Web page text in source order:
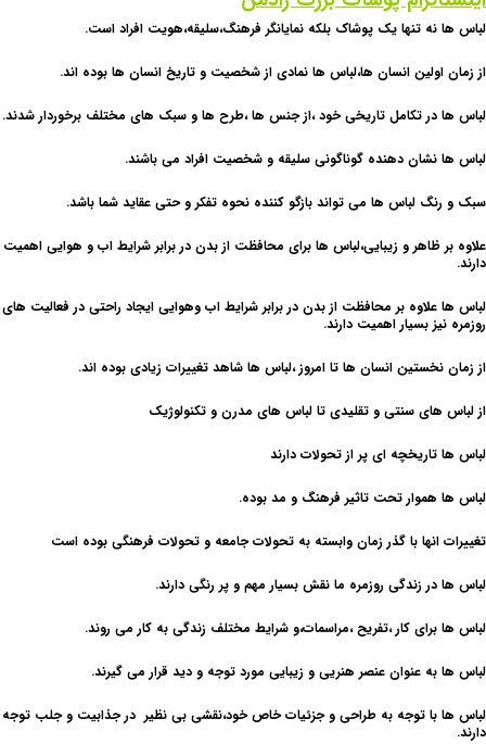
لباس ها نه تنها یک پوشاک بلکه نمایانگر فرهنگ،سلیقه،هویت افراد است.
از زمان اولین انسان ها،لباس ها نمادی از شخصیت و تاریخ انسان ها بوده اند.
لباس ها در تکامل تاریخی خود ،از جنس ها ،طرح ها و سبک های مختلف برخوردار شدند.
لباس ها نشان دهنده گوناگونی سلیقه و شخصیت افراد می باشند.
سبک و رنگ لباس ها می تواند بازگو کننده نحوه تفکر و حتی عقاید شما باشد.
علاوه بر ظاهر و زیبایی،لباس ها برای محافظت از بدن در برابر شرایط اب و هوایی اهمیت
دارند.
لباس ها علاوه بر محافظت از بدن در برابر شرایط اب وهوایی ایجاد راحتی در فعالیت های
روزمره نیز بسیار اهمیت دارند.
از زمان نخستین انسان ها تا امروز ،لباس ها شاهد تغییرات زیادی بوده اند.
از لباس های سنتی و تقلیدی تا لباس های مدرن و تکنولوژیک
لباس ها تاریخچه ای پر از تحولات دارند
لباس ها هموار تحت تاثیر فرهنگ و مد بوده.
تغییرات انها با گذر زمان وابسته به تحولات جامعه و تحولات فرهنگی بوده است
لباس ها در زندگی روزمره ما نقش بسیار مهم و پر رنگی دارند.
لباس ها برای کار ،تفریح ،مراسمات،و شرایط مختلف زندگی به کار می روند.
لباس ها به عنوان عنصر هنریی و زیبایی مورد توجه و دید قرار می گیرند.
لباس ها با توجه به طراحی و جزئیات خاص خود،نقشی بی نظیر در جذابیت و جلب توجه
دارند.